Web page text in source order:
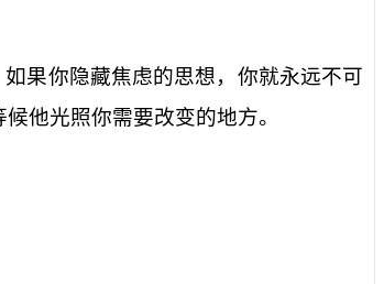
果你隐藏焦虑的思想，你就永远不可
他光照你需要改变的地方。